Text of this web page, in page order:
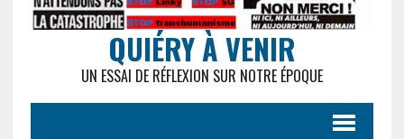
QUIÉRY À VENIR
UN ESSAI DE RÉFLEXION SUR NOTRE ÉPOQUE